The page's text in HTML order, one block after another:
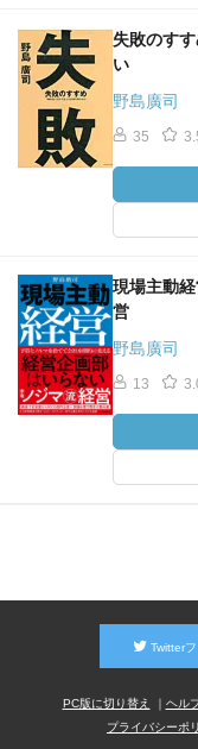
失敗のす
い
野島廣司
35
現場主動
営
野島廣司
13
Twitter
PC版に切り替え ヘル
プライバシーポ